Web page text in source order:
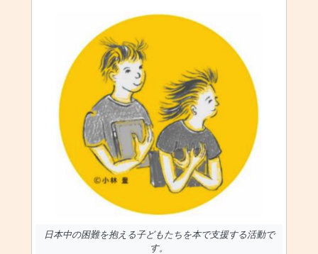
日本中の困難を抱える子どもたちを本で支援する活動で
す。